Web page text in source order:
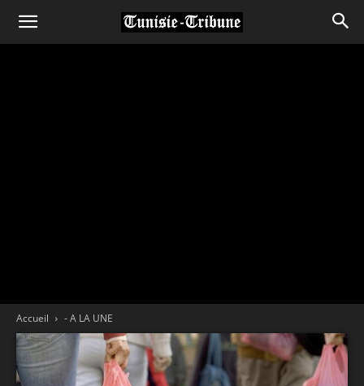
Accueil - A LA UNE